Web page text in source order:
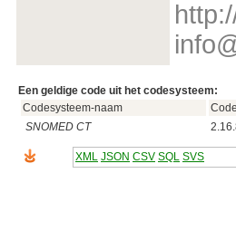
Een geldige code uit het codesysteem:
Codesysteem-naam
SNOMED CT
XML JSON CSV SQL SVS